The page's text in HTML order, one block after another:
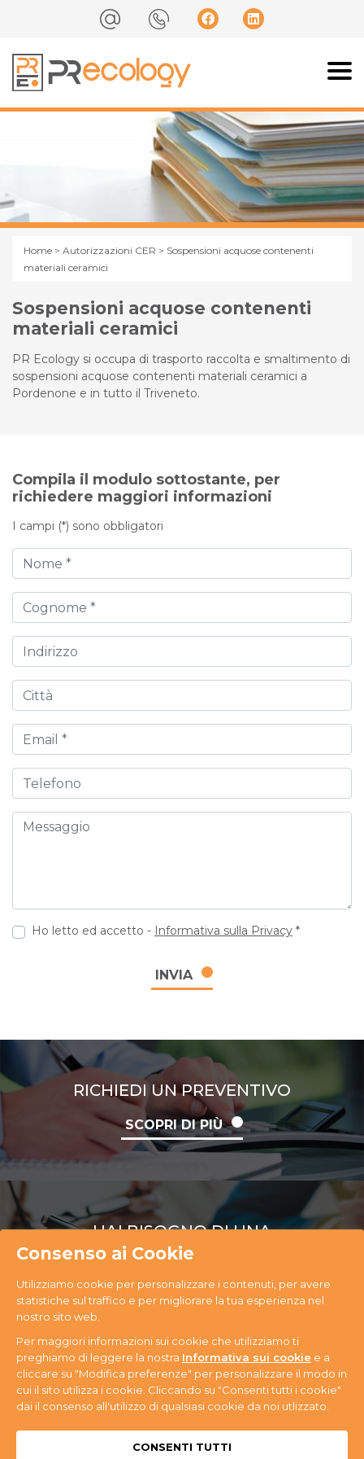
Home > Autorizzazioni CER > Sospensioni acquose contenenti
materiali ceramici
Sospensioni acquose contenenti
materiali ceramici
PR Ecology si occupa di trasporto raccolta e smaltimento di
sospensioni acquose contenenti materiali ceramici a
Pordenone e in tutto il Triveneto.
Compila il modulo sottostante, per
richiedere maggiori informazioni
I campi (*) sono obbligatori
Nome
Cognome
Indirizzo
Città
Email
Telefono
Messaggio
Ho letto ed accetto - Informativa sulla Privacy *
INVIA
RICHIEDI UN PREVENTIVO
SCOPRI DI PIÙ
HAI BISOGNO DI UNA
CONSULENZA
SCOPRI DI PIÙ
PR Ecology S.r.l. Via Antonini, 14 - 33074
Fontanafredda (PN) - Tel. +39 0434 365059 - P.IVA
n. 01080580937
Privacy & Cookie
Consenso ai Cookie
Utilizziamo cookie per personalizzare i contenuti, per avere
statistiche sul traffico e per migliorare la tua esperienza nel
nostro sito web.
Per maggiori informazioni sui cookie che utilizziamo ti
preghiamo di leggere la nostra Informativa sui cookie e a
cliccare su "Modifica preferenze" per personalizzare il modo in
cui il sito utilizza i cookie. Cliccando su "Consenti tutti i cookie"
dai il consenso all'utilizzo di qualsiasi cookie da noi utlizzato.
CONSENTI TUTTI